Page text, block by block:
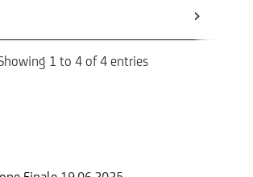
1 to 4 of 4 entries